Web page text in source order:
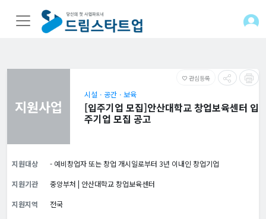
favorite_border 관심등록
지원사업
시설ㆍ공간ㆍ보육
[입주기업 모집]안산대학교 창업보육센터 입
주기업 모집 공고
지원대상
- 예비창업자 또는 창업 개시일로부터 3년 이내인 창업기업
지원기관
중앙부처 | 안산대학교 창업보육센터
지원지역
전국